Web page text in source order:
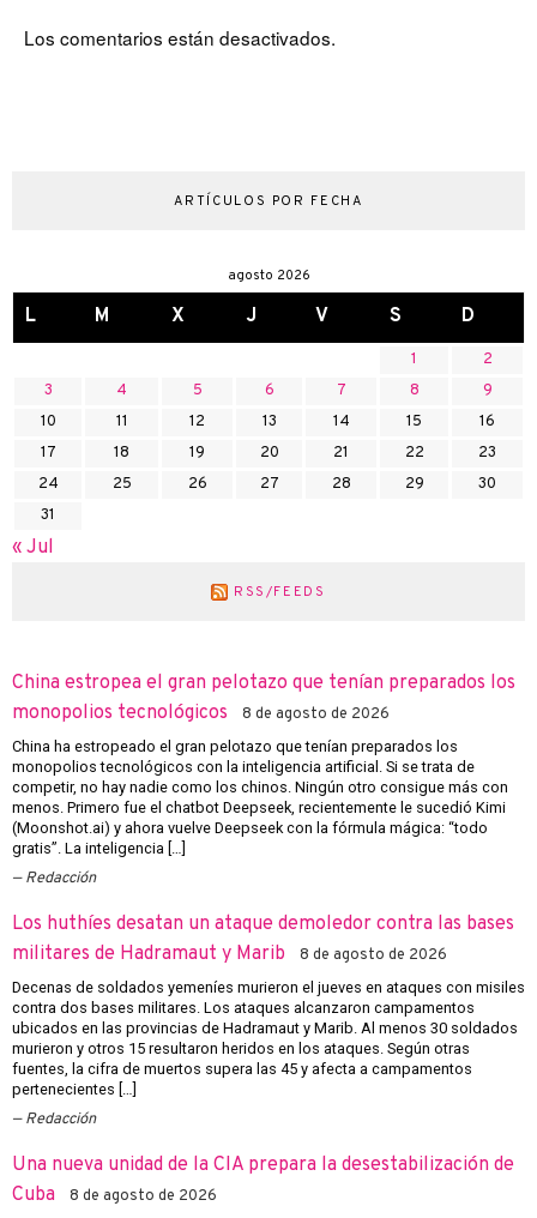
Los comentarios están desactivados.
ARTÍCULOS POR FECHA
agosto 2026
L M X J V S D
1
2
3
4 5 6 7 8
9
10
11 12 13 14 15
16
17
18 19 20 21 22
23
24
25 26 27 28 29
30
31
« Jul
RSS/FEEDS
China estropea el gran pelotazo que tenían preparados los
monopolios tecnológicos
8 de agosto de 2026
China ha estropeado el gran pelotazo que tenían preparados los
monopolios tecnológicos con la inteligencia artificial. Si se trata de
competir, no hay nadie como los chinos. Ningún otro consigue más con
menos. Primero fue el chatbot Deepseek, recientemente le sucedió Kimi
(Moonshot.ai) y ahora vuelve Deepseek con la fórmula mágica: “todo
gratis”. La inteligencia […]
Redacción
Los huthíes desatan un ataque demoledor contra las bases
militares de Hadramaut y Marib
8 de agosto de 2026
Decenas de soldados yemeníes murieron el jueves en ataques con misiles
contra dos bases militares. Los ataques alcanzaron campamentos
ubicados en las provincias de Hadramaut y Marib. Al menos 30 soldados
murieron y otros 15 resultaron heridos en los ataques. Según otras
fuentes, la cifra de muertos supera las 45 y afecta a campamentos
pertenecientes […]
Redacción
Una nueva unidad de la CIA prepara la desestabilización de
Cuba
8 de agosto de 2026